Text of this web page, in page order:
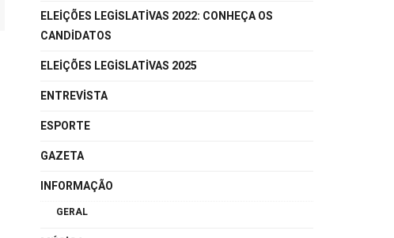
ELEIÇÕES LEGISLATIVAS 2022: CONHEÇA OS
CANDIDATOS
ELEIÇÕES LEGISLATIVAS 2025
ENTREVISTA
ESPORTE
GAZETA
INFORMAÇÃO
GERAL